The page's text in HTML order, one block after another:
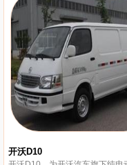
开沃D10